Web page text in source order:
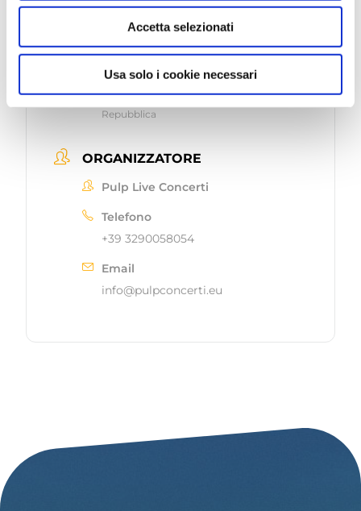
Accetta selezionati
Usa solo i cookie necessari
Continua a leggere
LUOGO
Arena della Regina
RN - Cattolica - 47841 - Piazza della
Repubblica
ORGANIZZATORE
Pulp Live Concerti
Telefono
+39 3290058054
Email
info@pulpconcerti.eu